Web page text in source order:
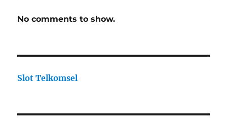
No comments to show.
Slot Telkomsel